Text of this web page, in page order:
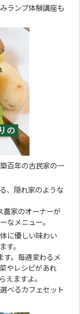
ランプ体験講座も
百年の古民家の一
、隠れ家のような
農家のオーナーが
なメニュー。
に優しい味わい
す。
す。毎週変わるメ
やレシピがあれ
えますよ。
べるカフェセット